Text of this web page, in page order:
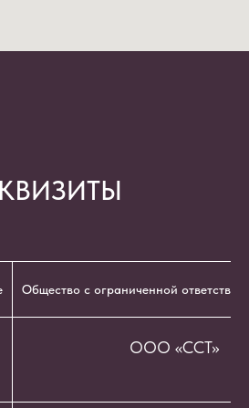
Общество с ограниченной
ООО «ССТ»